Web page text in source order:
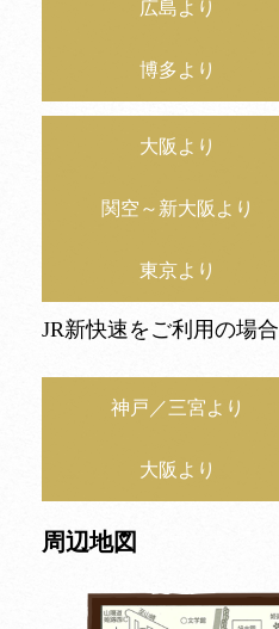
広島より
博多より
大阪より
関空～新大阪より
東京より
JR新快速をご利用の場合
神戸／三宮より
大阪より
周辺地図